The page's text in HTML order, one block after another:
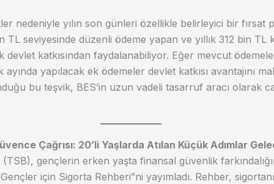
nedeniyle yılın son günleri özellikle belirleyici bir fırsat
TL seviyesinde düzenli ödeme yapan ve yıllık 312 bin TL
devlet katkısından faydalanabiliyor. Eğer mevcut
ayında yapılacak ek ödemeler devlet katkısı avantajını
bu teşvik, BES’in uzun vadeli tasarruf aracı olarak
Çağrısı: 20’li Yaşlarda Atılan Küçük Adımlar
gençlerin erken yaşta finansal güvenlik
için Sigorta Rehberi”ni yayımladı. Rehber,